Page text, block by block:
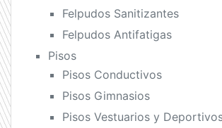
Felpudos Sanitizantes
Felpudos Antifatigas
Pisos
Pisos Conductivos
Pisos Gimnasios
Pisos Vestuarios y